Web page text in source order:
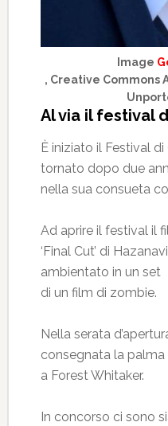
Image
, Creative Commons
Al via il festival
È iniziato il Festival di
tornato dopo due
nella sua consueta
Ad aprire il festival il
‘Final Cut’ di
ambientato in un set
di un film di zombie.
Nella serata
consegnata la palma
a Forest Whitaker.
In concorso ci sono